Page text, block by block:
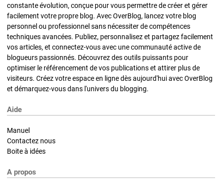
constante évolution, conçue pour vous permettre de créer et gérer
facilement votre propre blog. Avec OverBlog, lancez votre blog
personnel ou professionnel sans nécessiter de compétences
techniques avancées. Publiez, personnalisez et partagez facilement
vos articles, et connectez-vous avec une communauté active de
blogueurs passionnés. Découvrez des outils puissants pour
optimiser le référencement de vos publications et attirer plus de
visiteurs. Créez votre espace en ligne dès aujourd'hui avec OverBlog
et démarquez-vous dans l'univers du blogging.
Aide
Manuel
Contactez nous
Boite à idées
A propos